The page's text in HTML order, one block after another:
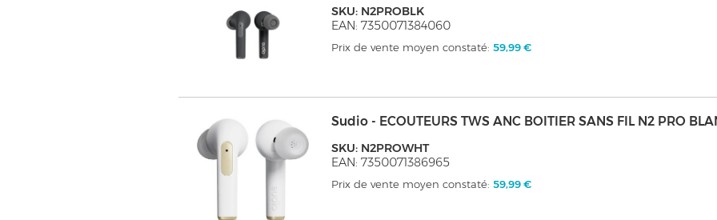
SKU: N2PROBLK
EAN: 7350071384060
Prix de vente moyen constaté:59,99 €
Sudio - ECOUTEURS TWS ANC BOITIER SANS FIL N2 PRO
SKU: N2PROWHT
EAN: 7350071386965
Prix de vente moyen constaté:59,99 €